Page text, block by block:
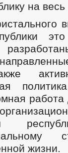
на
жизни.